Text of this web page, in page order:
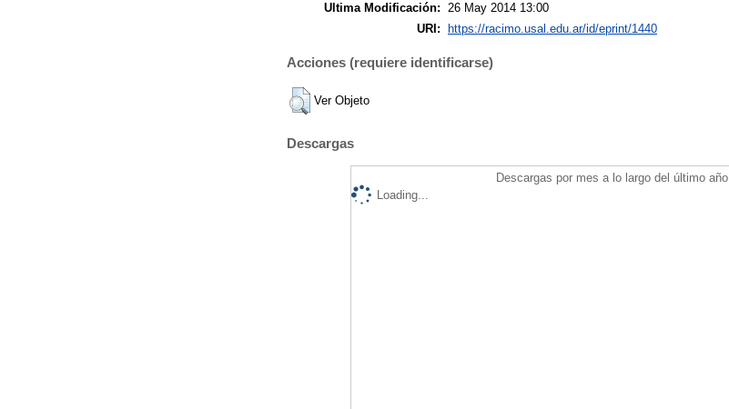
Ultima Modificación: 26 May 2014 13:00
URI:
https://racimo.usal.edu.ar/id/eprint/1440
Acciones (requiere identificarse)
Ver Objeto
Descargas
Descargas por mes a lo largo del último año
Loading...